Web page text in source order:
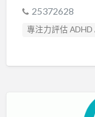
25372628
專注力評估 ADHD
情緒管理治療
自閉症訓練